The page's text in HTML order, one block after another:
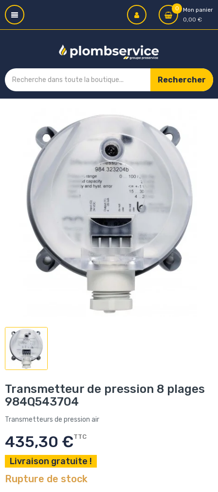
0
Mon panier
0,00 €
Rechercher
Transmetteur de pression 8 plages
984Q543704
Transmetteurs de pression air
435,30 €TTC
Livraison gratuite !
Rupture de stock